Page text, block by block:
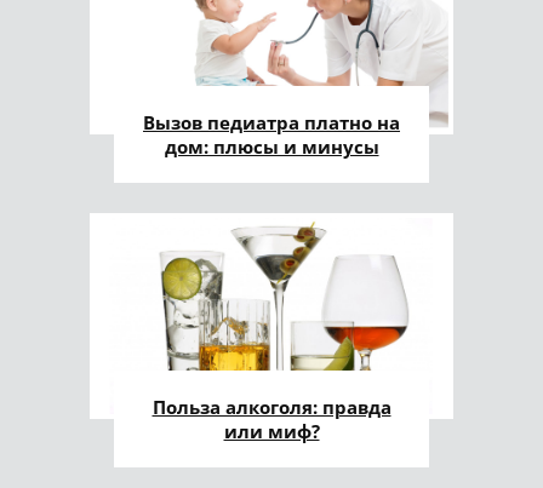
Вызов педиатра платно на
дом: плюсы и минусы
Польза алкоголя: правда
или миф?